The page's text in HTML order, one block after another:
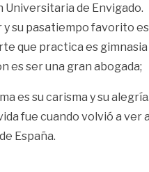
de Envigado.
su pasatiempo favorito es
que practica es gimnasia
es ser una gran abogada;
es su carisma y su
fue cuando volvió a ver
España.